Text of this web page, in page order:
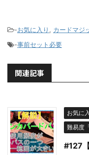
-お気に入り , カードマジ
-事前セット必要
関連記事
お気に
難易度
#127